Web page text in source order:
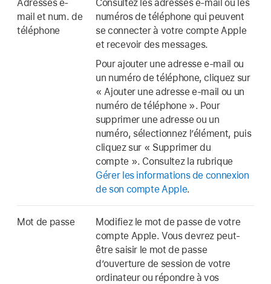
Adresses e-
mail et num. de
téléphone
Consultez les adresses e-mail ou les
numéros de téléphone qui peuvent
se connecter à votre compte Apple
et recevoir des messages.
Pour ajouter une adresse e-mail ou
un numéro de téléphone, cliquez sur
« Ajouter une adresse e-mail ou un
numéro de téléphone ». Pour
supprimer une adresse ou un
numéro, sélectionnez l’élément, puis
cliquez sur « Supprimer du
compte ». Consultez la rubrique
Gérer les informations de connexion
de son compte Apple.
Mot de passe
Modifiez le mot de passe de votre
compte Apple. Vous devrez peut-
être saisir le mot de passe
d’ouverture de session de votre
ordinateur ou répondre à vos